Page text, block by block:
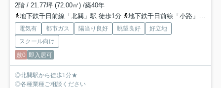
2階 / 21.77坪 (72.00㎡) /築40年
地下鉄千日前線「北巽」駅 徒歩1分
地下鉄千日前線「小路」駅 徒歩13分
電気有 都市ガス 陽当り良好 眺望良好
好立地
スクール向け
敷0 即入居可
◎北巽駅から徒歩1分★
◎各種業種ご相談ください